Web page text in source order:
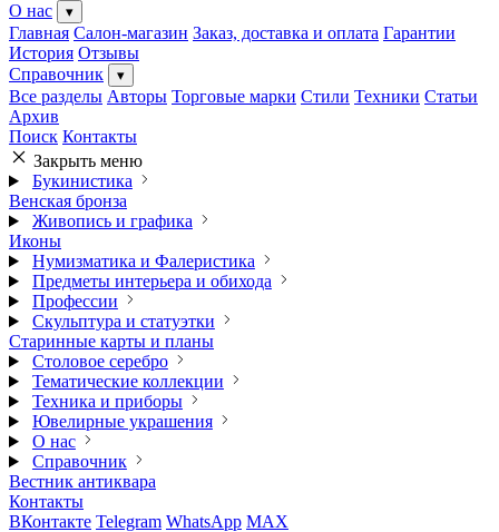
О нас
▾
Главная Салон-магазин Заказ, доставка и оплата Гарантии
История Отзывы
Справочник
▾
Все разделы Авторы Торговые марки Стили Техники Статьи
Архив
Поиск Контакты
Закрыть меню
Букинистика
Венская бронза
Живопись и графика
Иконы
Нумизматика и Фалеристика
Предметы интерьера и обихода
Профессии
Скульптура и статуэтки
Старинные карты и планы
Столовое серебро
Тематические коллекции
Техника и приборы
Ювелирные украшения
О нас
Справочник
Вестник антиквара
Контакты
ВКонтакте Telegram WhatsApp MAX